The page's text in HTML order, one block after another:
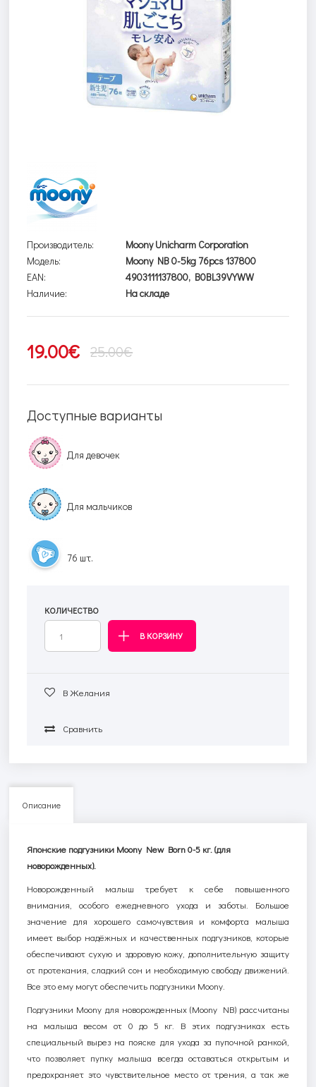
Производитель:
Moony Unicharm Corporation
Модель:
Moony NB 0-5kg 76pcs 137800
EAN:
4903111137800, B0BL39VYWW
Наличие:
На складе
19.00€ 25.00€
Доступные варианты
Для девочек
Для мальчиков
76 шт.
КОЛИЧЕСТВО
В Желания
Сравнить
Описание
Японские подгузники Moony New Born 0-5 кг. (для
новорожденных).
Новорожденный малыш требует к себе повышенного
внимания, особого ежедневного ухода и заботы. Большое
значение для хорошего самочувствия и комфорта малыша
имеет выбор надёжных и качественных подгузников, которые
обеспечивают сухую и здоровую кожу, дополнительную защиту
от протекания, сладкий сон и необходимую свободу движений.
Все это ему могут обеспечить подгузники Moony.
Подгузники Moony для новорожденных (Moony NB) рассчитаны
на малыша весом от 0 до 5 кг. В этих подгузниках есть
специальный вырез на пояске для ухода за пупочной ранкой,
что позволяет пупку малыша всегда оставаться открытым и
предохраняет это чувствительное место от трения, а так же